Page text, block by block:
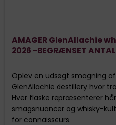
AMAGER GlenAllachie
2026 -BEGRÆNSET
Oplev en udsøgt smagning
GlenAllachie destillery hvor
Hver flaske repræsenterer
smagsnuancer og whisky-
for connaisseurs.